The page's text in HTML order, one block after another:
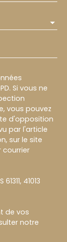
Si vous ne
vous pouvez
d'opposition
par l'article
sur le site
courrier
41013
de vos
notre